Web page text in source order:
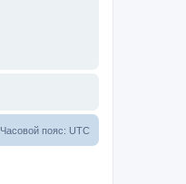
Часовой пояс: UTC